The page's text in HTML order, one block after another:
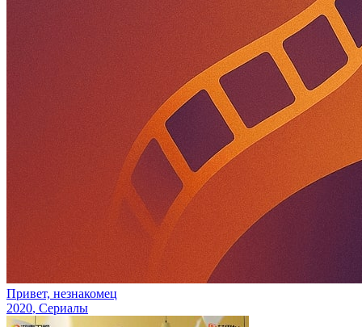
Привет, незнакомец
2020, Сериалы